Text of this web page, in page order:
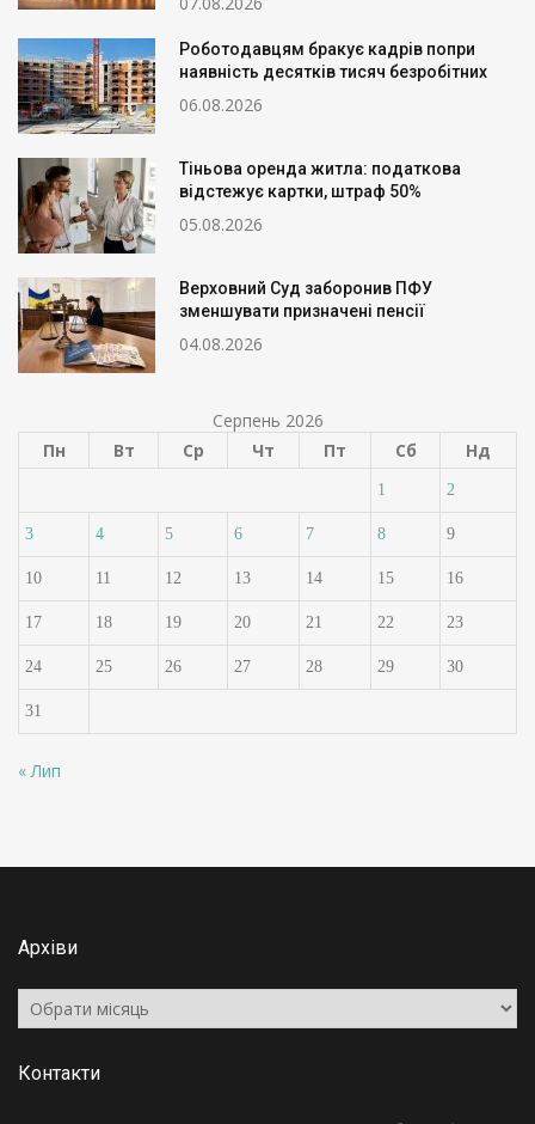
Роботодавцям бракує кадрів попри
наявність десятків тисяч безробітних
06.08.2026
Тіньова оренда житла: податкова
відстежує картки, штраф 50%
05.08.2026
Верховний Суд заборонив ПФУ
зменшувати призначені пенсії
04.08.2026
Серпень 2026
Пн
Вт Ср Чт Пт Сб Нд
1 2
3 4 5 6 7 8 9
10 11 12 13 14 15 16
17 18 19 20 21 22 23
24 25 26 27 28 29 30
31
« Лип
Архіви
Архіви
Контакти